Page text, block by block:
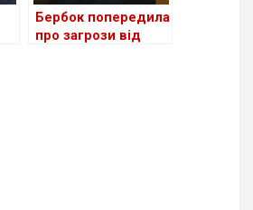
Бербок попередила
про загрози від